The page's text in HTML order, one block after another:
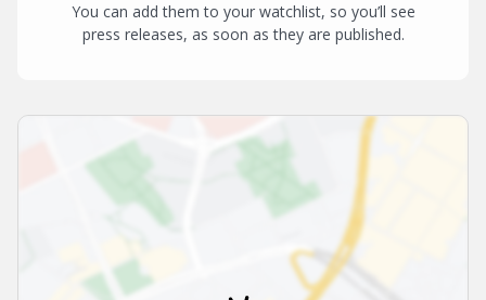
You can add them to your watchlist, so you’ll see
press releases, as soon as they are published.